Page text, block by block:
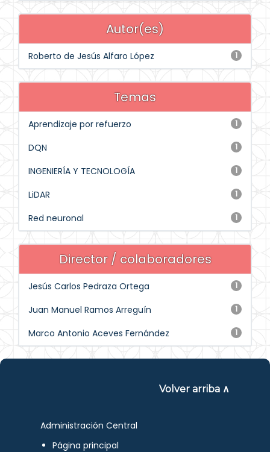
Autor(es)
1
Roberto de Jesús Alfaro López
Temas
1
Aprendizaje por refuerzo
1
DQN
1
INGENIERÍA Y TECNOLOGÍA
1
LiDAR
1
Red neuronal
Director / colaboradores
1
Jesús Carlos Pedraza Ortega
1
Juan Manuel Ramos Arreguín
1
Marco Antonio Aceves Fernández
Volver arriba ∧
Administración Central
Página principal